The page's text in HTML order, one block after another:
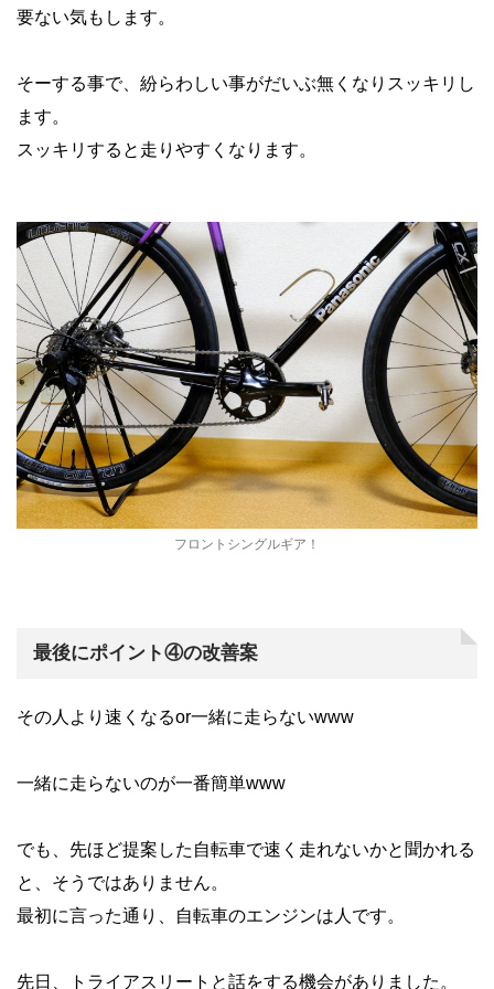
要ない気もします。
そーする事で、紛らわしい事がだいぶ無くなりスッキリし
ます。
スッキリすると走りやすくなります。
フロントシングルギア！
最後にポイント④の改善案
その人より速くなるor一緒に走らないwww
一緒に走らないのが一番簡単www
でも、先ほど提案した自転車で速く走れないかと聞かれる
と、そうではありません。
最初に言った通り、自転車のエンジンは人です。
先日、トライアスリートと話をする機会がありました。